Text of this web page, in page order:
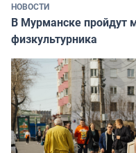
НОВОСТИ
В Мурманске пройдут
физкультурника